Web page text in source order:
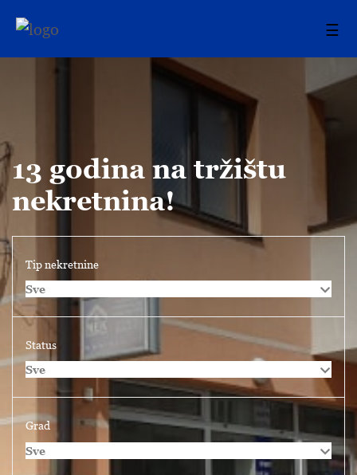
☰
13 godina na tržištu
nekretnina!
Tip nekretnine
Sve
Status
Sve
Grad
Sve